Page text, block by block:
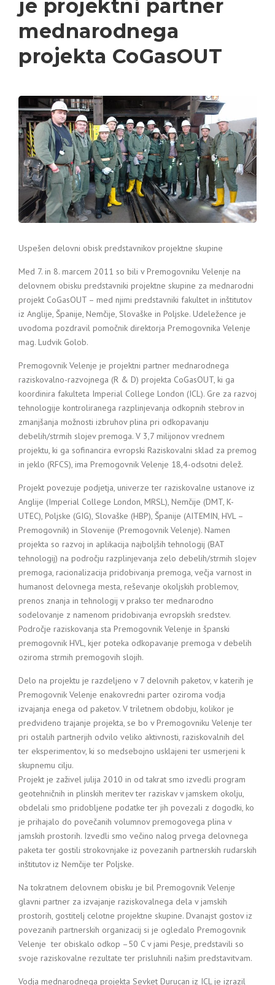
je projektni partner
mednarodnega
projekta CoGasOUT
Uspešen delovni obisk predstavnikov projektne skupine
Med 7. in 8. marcem 2011 so bili v Premogovniku Velenje na
delovnem obisku predstavniki projektne skupine za mednarodni
projekt CoGasOUT – med njimi predstavniki fakultet in inštitutov
iz Anglije, Španije, Nemčije, Slovaške in Poljske. Udeležence je
uvodoma pozdravil pomočnik direktorja Premogovnika Velenje
mag. Ludvik Golob.
Premogovnik Velenje je projektni partner mednarodnega
raziskovalno-razvojnega (R & D) projekta CoGasOUT, ki ga
koordinira fakulteta Imperial College London (ICL). Gre za razvoj
tehnologije kontroliranega razplinjevanja odkopnih stebrov in
zmanjšanja možnosti izbruhov plina pri odkopavanju
debelih/strmih slojev premoga. V 3,7 milijonov vrednem
projektu, ki ga sofinancira evropski Raziskovalni sklad za premog
in jeklo (RFCS), ima Premogovnik Velenje 18,4-odsotni delež.
Projekt povezuje podjetja, univerze ter raziskovalne ustanove iz
Anglije (Imperial College London, MRSL), Nemčije (DMT, K-
UTEC), Poljske (GIG), Slovaške (HBP), Španije (AITEMIN, HVL –
Premogovnik) in Slovenije (Premogovnik Velenje). Namen
projekta so razvoj in aplikacija najboljših tehnologij (BAT
tehnologij) na področju razplinjevanja zelo debelih/strmih slojev
premoga, racionalizacija pridobivanja premoga, večja varnost in
humanost delovnega mesta, reševanje okoljskih problemov,
prenos znanja in tehnologij v prakso ter mednarodno
sodelovanje z namenom pridobivanja evropskih sredstev.
Področje raziskovanja sta Premogovnik Velenje in španski
premogovnik HVL, kjer poteka odkopavanje premoga v debelih
oziroma strmih premogovih slojih.
Delo na projektu je razdeljeno v 7 delovnih paketov, v katerih je
Premogovnik Velenje enakovredni parter oziroma vodja
izvajanja enega od paketov. V triletnem obdobju, kolikor je
predvideno trajanje projekta, se bo v Premogovniku Velenje ter
pri ostalih partnerjih odvilo veliko aktivnosti, raziskovalnih del
ter eksperimentov, ki so medsebojno usklajeni ter usmerjeni k
skupnemu cilju.
Projekt je zaživel julija 2010 in od takrat smo izvedli program
geotehničnih in plinskih meritev ter raziskav v jamskem okolju,
obdelali smo pridobljene podatke ter jih povezali z dogodki, ko
je prihajalo do povečanih volumnov premogovega plina v
jamskih prostorih. Izvedli smo večino nalog prvega delovnega
paketa ter gostili strokovnjake iz povezanih partnerskih rudarskih
inštitutov iz Nemčije ter Poljske.
Na tokratnem delovnem obisku je bil Premogovnik Velenje
glavni partner za izvajanje raziskovalnega dela v jamskih
prostorih, gostitelj celotne projektne skupine. Dvanajst gostov iz
povezanih partnerskih organizacij si je ogledalo Premogovnik
Velenje ter obiskalo odkop –50 C v jami Pesje, predstavili so
svoje raziskovalne rezultate ter prisluhnili našim predstavitvam.
Vodja mednarodnega projekta Sevket Durucan iz ICL je izrazil